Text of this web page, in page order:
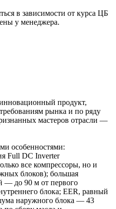
в зависимости от курса ЦБ
у менеджера.
продукт,
рынка и по ряду
мастеров отрасли —
особенностями:
Full DC Inverter
все компрессоры, но и
блоков); большая
— до 90 м от первого
блока; EER, равный
наружного блока — 43